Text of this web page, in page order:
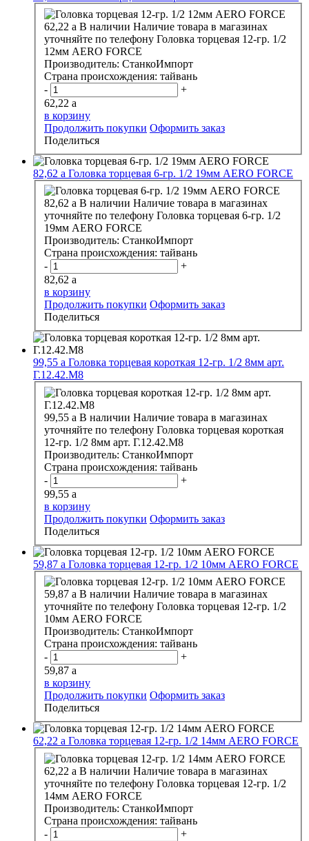
62,22 a В наличии Наличие товара в магазинах
уточняйте по телефону Головка торцевая 12-гр. 1/2
12мм AERO FORCE
Производитель: СтанкоИмпорт
Страна происхождения: тайвань
-
+
62,22 a
в корзину
Продолжить покупки Оформить заказ
Поделиться
82,62 a Головка торцевая 6-гр. 1/2 19мм AERO FORCE
82,62 a В наличии Наличие товара в магазинах
уточняйте по телефону Головка торцевая 6-гр. 1/2
19мм AERO FORCE
Производитель: СтанкоИмпорт
Страна происхождения: тайвань
-
+
82,62 a
в корзину
Продолжить покупки Оформить заказ
Поделиться
99,55 a Головка торцевая короткая 12-гр. 1/2 8мм арт.
Г.12.42.М8
99,55 a В наличии Наличие товара в магазинах
уточняйте по телефону Головка торцевая короткая
12-гр. 1/2 8мм арт. Г.12.42.М8
Производитель: СтанкоИмпорт
Страна происхождения: тайвань
-
+
99,55 a
в корзину
Продолжить покупки Оформить заказ
Поделиться
59,87 a Головка торцевая 12-гр. 1/2 10мм AERO FORCE
59,87 a В наличии Наличие товара в магазинах
уточняйте по телефону Головка торцевая 12-гр. 1/2
10мм AERO FORCE
Производитель: СтанкоИмпорт
Страна происхождения: тайвань
-
+
59,87 a
в корзину
Продолжить покупки Оформить заказ
Поделиться
62,22 a Головка торцевая 12-гр. 1/2 14мм AERO FORCE
62,22 a В наличии Наличие товара в магазинах
уточняйте по телефону Головка торцевая 12-гр. 1/2
14мм AERO FORCE
Производитель: СтанкоИмпорт
Страна происхождения: тайвань
-
+